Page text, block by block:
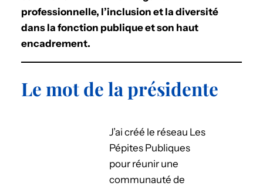
professionnelle, l’inclusion et la diversité
dans la fonction publique et son haut
encadrement.
Le mot de la présidente
J’ai créé le réseau Les
Pépites Publiques
pour réunir une
communauté de